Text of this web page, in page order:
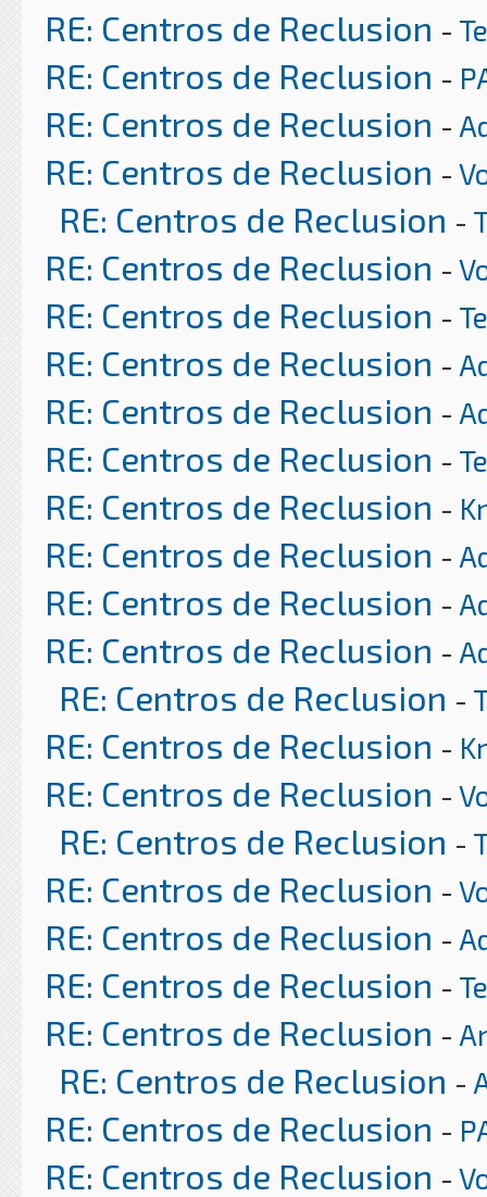
RE: Centros de Reclusion -
RE: Centros de Reclusion -
RE: Centros de Reclusion -
RE: Centros de Reclusion -
RE: Centros de Reclusion -
RE: Centros de Reclusion -
RE: Centros de Reclusion -
RE: Centros de Reclusion -
RE: Centros de Reclusion -
RE: Centros de Reclusion -
RE: Centros de Reclusion -
RE: Centros de Reclusion -
RE: Centros de Reclusion -
RE: Centros de Reclusion -
RE: Centros de Reclusion -
RE: Centros de Reclusion -
RE: Centros de Reclusion -
RE: Centros de Reclusion -
RE: Centros de Reclusion -
RE: Centros de Reclusion -
RE: Centros de Reclusion -
RE: Centros de Reclusion -
RE: Centros de Reclusion -
RE: Centros de Reclusion -
RE: Centros de Reclusion -